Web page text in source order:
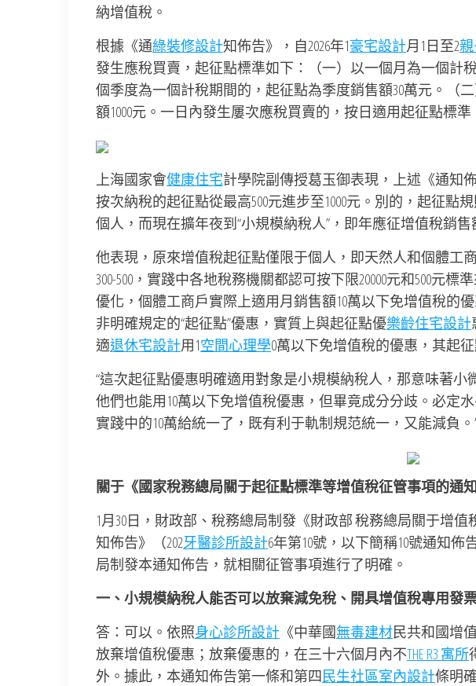
納增值稅。
根據《通綠裝修設計知佈告》，自2026年1豪宅設計月1日至2
發生應稅買賣，起征點標準如下：（一）以一個月為一個計
個季度為一個計稅期間的，起征點為季度銷售額30萬元。（
額1000元。一日內發生屢次應稅買賣的，按日適用起征點標準
上海國家會健康住宅計學院副傳授葛玉御表現，上述《通知
按次納稅的起征點從最高500元進步至1000元。別的，起征點
個人，而現在擴年夜到“小規模納稅人”，即年應征增值稅銷
他表現，原來增值稅起征點僅限于個人，即天然人和個體工商
300-500，實踐中各地稅務機關都認可按下限20000元和500元
優化，個體工商戶實際上適用月銷售額10萬以下免增值稅的
非明確規定的“起征點”優惠，實質上與起征點優樂齡住宅設計
適退休宅設計用1空間心理學0萬以下免增值稅的優惠，其起征
“這次起征點優惠明確適用對象是小規模納稅人，那意味著
他們也能用10萬以下免增值稅優惠，但畢竟成分分歧。必定
實踐中的10萬給統一了，既有利于軌制規范統一，又能減負。
關于《國家稅務總局關于起征點標準等增值稅征管事項的通
1月30日，財政部、稅務總局制發《財政部 稅務總局關于增
知佈告》（202牙醫診所設計6年第10號，以下簡稱10號通知
局制發本通知佈告，就相關征管事項進行了明確。
一、小規模納稅人能否可以放棄減免稅、開具增值稅專用發
答：可以。依照身心診所設計 《中華國無毒建材民共和國增
放棄增值稅優惠；放棄優惠的，在三十六個月內不THE R3 寓所
外。據此，本通知佈告第一條和第四民生社區室內設計條明